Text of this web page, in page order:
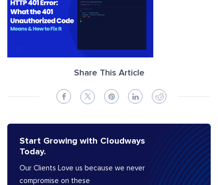
Share This Article
Start Growing with Cloudways
Today.
Our Clients Love us because we never
compromise on these